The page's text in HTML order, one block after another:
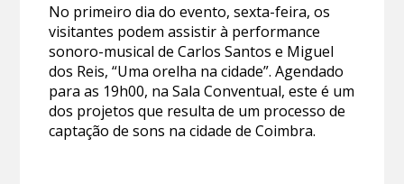
No primeiro dia do evento, sexta-feira, os
visitantes podem assistir à performance
sonoro-musical de Carlos Santos e Miguel
dos Reis, “Uma orelha na cidade”. Agendado
para as 19h00, na Sala Conventual, este é um
dos projetos que resulta de um processo de
captação de sons na cidade de Coimbra.